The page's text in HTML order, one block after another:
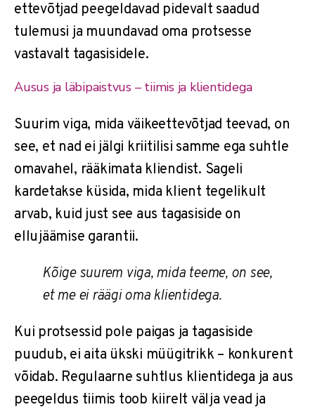
ettevõtjad peegeldavad pidevalt saadud
tulemusi ja muundavad oma protsesse
vastavalt tagasisidele.
Ausus ja läbipaistvus – tiimis ja klientidega
Suurim viga, mida väikeettevõtjad teevad, on
see, et nad ei jälgi kriitilisi samme ega suhtle
omavahel, rääkimata kliendist. Sageli
kardetakse küsida, mida klient tegelikult
arvab, kuid just see aus tagasiside on
ellujäämise garantii.
Kõige suurem viga, mida teeme, on see,
et me ei räägi oma klientidega.
Kui protsessid pole paigas ja tagasiside
puudub, ei aita ükski müügitrikk – konkurent
võidab. Regulaarne suhtlus klientidega ja aus
peegeldus tiimis toob kiirelt välja vead ja